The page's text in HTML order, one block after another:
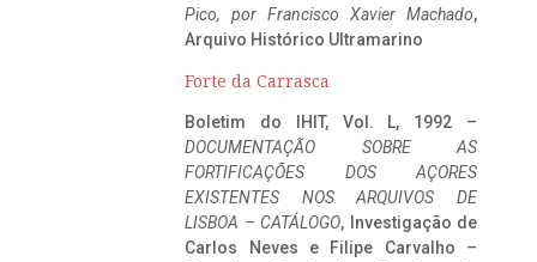
Pico, por Francisco Xavier Machado,
Arquivo Histórico Ultramarino
Forte da Carrasca
Boletim do IHIT, Vol. L, 1992 –
DOCUMENTAÇÃO SOBRE AS
FORTIFICAÇÕES DOS AÇORES
EXISTENTES NOS ARQUIVOS DE
LISBOA – CATÁLOGO, Investigação de
Carlos Neves e Filipe Carvalho –